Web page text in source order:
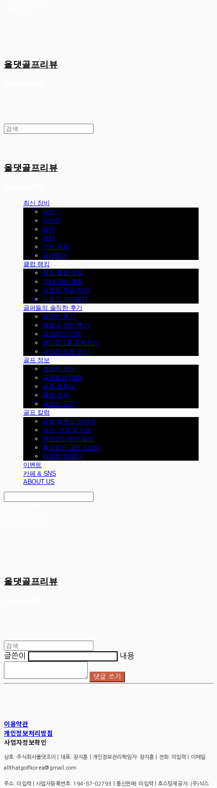
올댓골프리뷰
올댓골프리뷰
최신 장비
우드
아이언
웨지
퍼터
기타 용품
골프웨어
클럽 랭킹
골프 클럽 랭킹
기타 장비 랭킹
프로의 우승 장비
프로의 가방털기
골퍼들의 솔직한 후기
골프장 후기
클럽 & 장비 후기
골프패션 리뷰
핸디캡 1홀 정복하기
나만의 리뷰 쓰기
골프 정보
초보자 코너
골퍼들의 Q&A
골프 실험실
클럽 피팅
골프의 규칙
골프 칼럼
골프 브랜드 이야기
뉴스, 건강 & 이슈
원팀장's 패션 일기
흥미로운 골프 이야기
편집장 에세이
이벤트
카페 & SNS
ABOUT US
올댓골프리뷰
글쓴이 내용
댓글 쓰기
이용약관
개인정보처리방침
사업자정보확인
상호: 주식회사올댓조이 | 대표: 장지훈 | 개인정보관리책임자: 장지훈 | 전화: 미입력 | 이메일:
allthatgolfkorea@gmail.com
주소: 미입력 | 사업자등록번호: 194-87-02793 | 통신판매: 미입력 | 호스팅제공자: (주)식스